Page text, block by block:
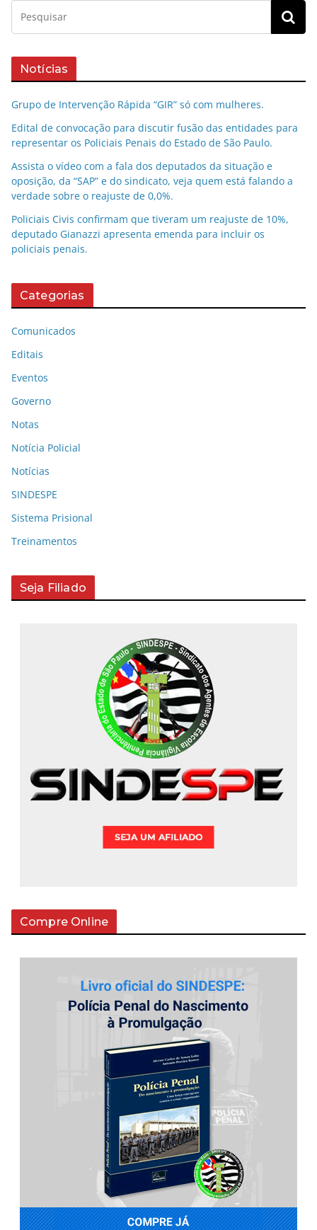
Notícias
Grupo de Intervenção Rápida “GIR” só com mulheres.
Edital de convocação para discutir fusão das entidades para
representar os Policiais Penais do Estado de São Paulo.
Assista o vídeo com a fala dos deputados da situação e
oposição, da “SAP” e do sindicato, veja quem está falando a
verdade sobre o reajuste de 0,0%.
Policiais Civis confirmam que tiveram um reajuste de 10%,
deputado Gianazzi apresenta emenda para incluir os
policiais penais.
Categorias
Comunicados
Editais
Eventos
Governo
Notas
Notícia Policial
Notícias
SINDESPE
Sistema Prisional
Treinamentos
Seja Filiado
Compre Online